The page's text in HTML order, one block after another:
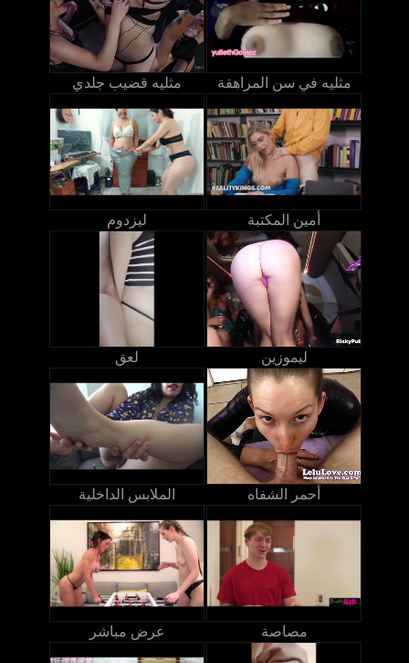
مثليه قضيب جلدي مثليه في سن المراهقة
ليزدوم أمين المكتبة
لعق ليموزين
الملابس الداخلية أحمر الشفاه
عرض مباشر مصاصة